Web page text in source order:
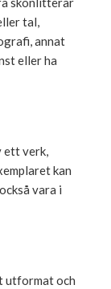
tal,
annat
eller ha
ett verk,
kan
vara i
utformatoch